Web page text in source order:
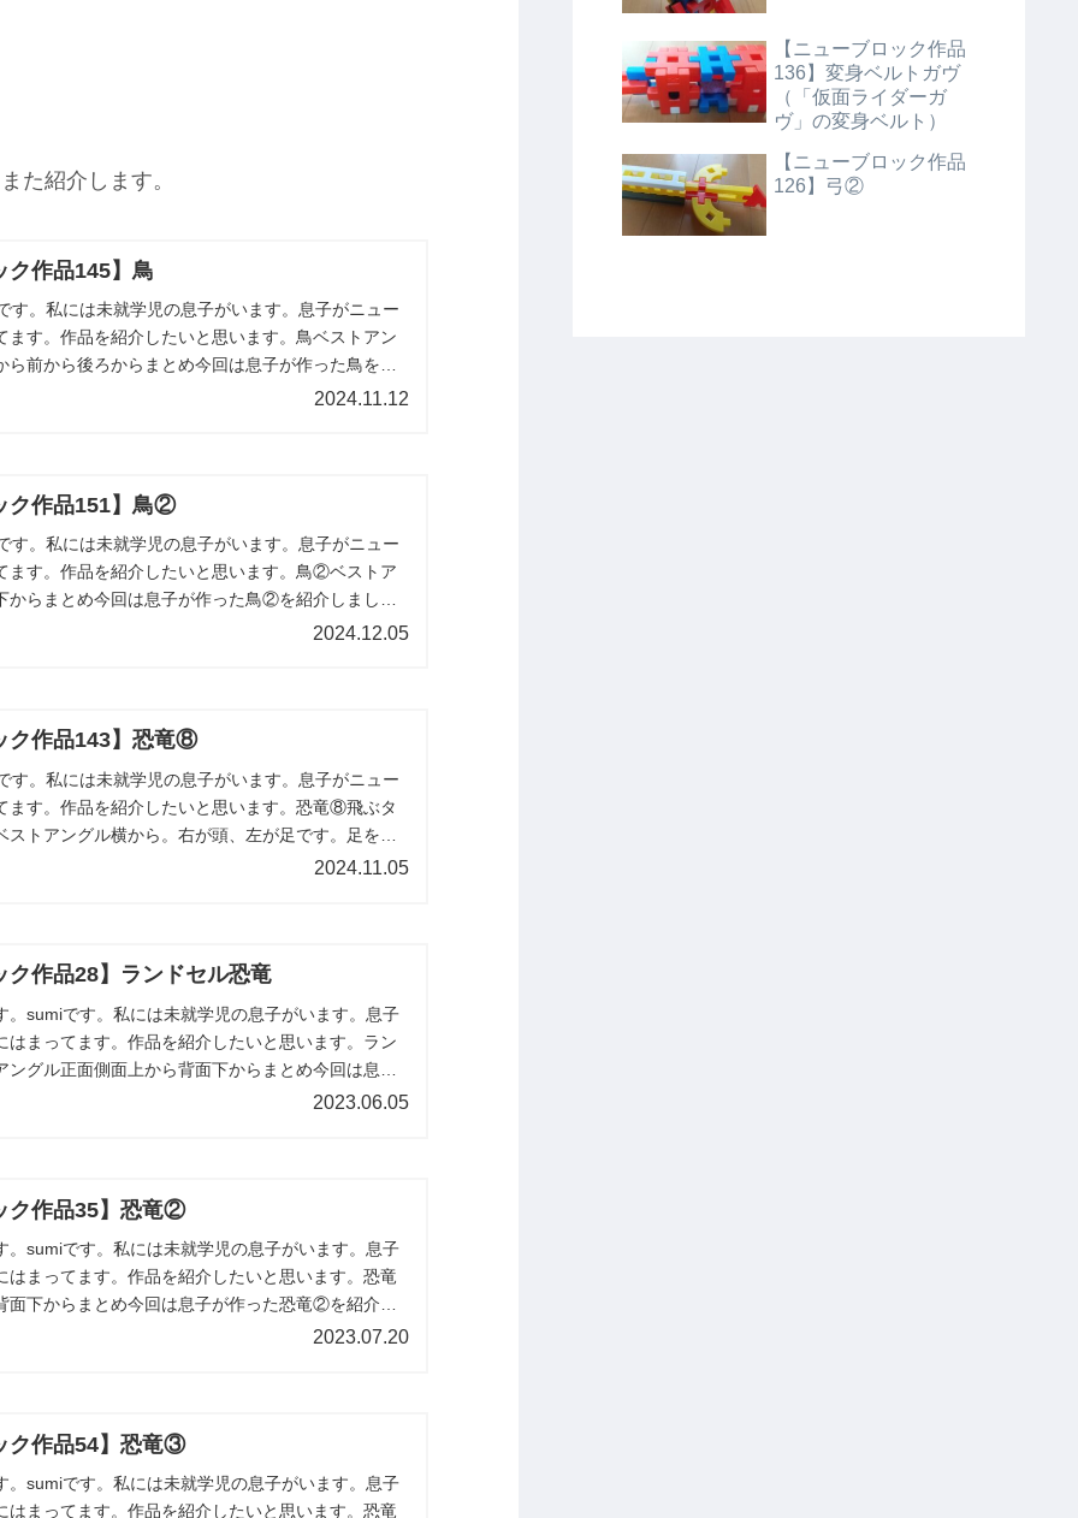
た紹介します。
ク作品145】鳥
す。私には未就学児の息子がいます。息子がニュー
ます。作品を紹介したいと思います。鳥ベストアン
ら前から後ろからまとめ今回は息子が作った鳥を紹
2024.11.12
ク作品151】鳥②
す。私には未就学児の息子がいます。息子がニュー
ます。作品を紹介したいと思います。鳥②ベストア
からまとめ今回は息子が作った鳥②を紹介しまし
2024.12.05
ク作品143】恐竜⑧
す。私には未就学児の息子がいます。息子がニュー
ます。作品を紹介したいと思います。恐竜⑧飛ぶタ
ストアングル横から。右が頭、左が足です。足を下
2024.11.05
ク作品28】ランドセル恐竜
。sumiです。私には未就学児の息子がいます。息子
はまってます。作品を紹介したいと思います。ラン
ングル正面側面上から背面下からまとめ今回は息子
2023.06.05
ク作品35】恐竜②
。sumiです。私には未就学児の息子がいます。息子
はまってます。作品を紹介したいと思います。恐竜
下からまとめ今回は息子が作った恐竜②を紹介し
2023.07.20
ク作品54】恐竜③
。sumiです。私には未就学児の息子がいます。息子
はまってます。作品を紹介したいと思います。恐竜
【ニューブロック作品
136】変身ベルトガヴ
（「仮面ライダーガ
ヴ」の変身ベルト）
【ニューブロック作品
126】弓②